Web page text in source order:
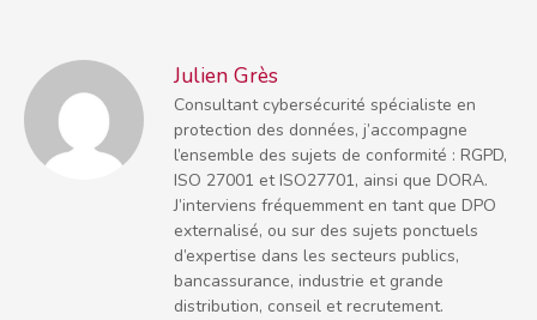
Julien Grès
Consultant cybersécurité spécialiste en
protection des données, j’accompagne
l’ensemble des sujets de conformité : RGPD,
ISO 27001 et ISO27701, ainsi que DORA.
J’interviens fréquemment en tant que DPO
externalisé, ou sur des sujets ponctuels
d’expertise dans les secteurs publics,
bancassurance, industrie et grande
distribution, conseil et recrutement.